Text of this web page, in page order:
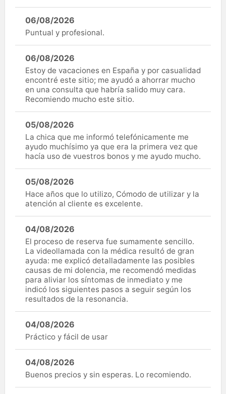
06/08/2026
Puntual y profesional.
06/08/2026
Estoy de vacaciones en España y por casualidad
encontré este sitio; me ayudó a ahorrar mucho
en una consulta que habría salido muy cara.
Recomiendo mucho este sitio.
05/08/2026
La chica que me informó telefónicamente me
ayudo muchísimo ya que era la primera vez que
hacía uso de vuestros bonos y me ayudo mucho.
05/08/2026
Hace años que lo utilizo, Cómodo de utilizar y la
atención al cliente es excelente.
04/08/2026
El proceso de reserva fue sumamente sencillo.
La videollamada con la médica resultó de gran
ayuda: me explicó detalladamente las posibles
causas de mi dolencia, me recomendó medidas
para aliviar los síntomas de inmediato y me
indicó los siguientes pasos a seguir según los
resultados de la resonancia.
04/08/2026
Práctico y fácil de usar
04/08/2026
Buenos precios y sin esperas. Lo recomiendo.